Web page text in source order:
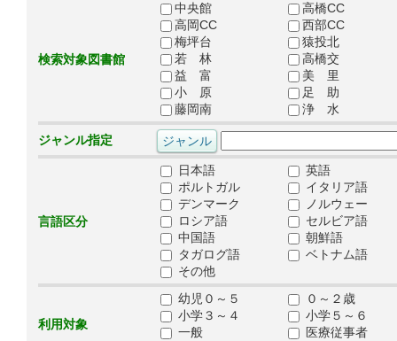
検索対象図書館
中央館
高橋CC
高岡CC
西部CC
梅坪台
猿投北
若 林
高橋交
益 富
美 里
小 原
足 助
藤岡南
浄 水
ジャンル指定
言語区分
日本語
英語
ポルトガル
イタリア語
デンマーク
ノルウェー
ロシア語
セルビア語
中国語
朝鮮語
タガログ語
ベトナム語
その他
利用対象
幼児０～５
０～２歳
小学３～４
小学５～６
一般
医療従事者